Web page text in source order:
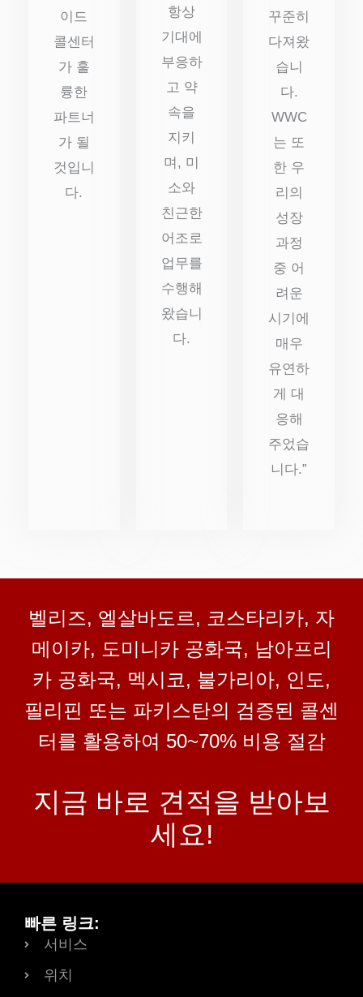
이드
콜센터
가 훌
륭한
파트너
가 될
것입니
다.
항상
기대에
부응하
고 약
속을
지키
며, 미
소와
친근한
어조로
업무를
수행해
왔습니
다.
꾸준히
다져왔
습니
다.
WWC
는 또
한 우
리의
성장
과정
중 어
려운
시기에
매우
유연하
게 대
응해
주었습
니다.”
벨리즈, 엘살바도르, 코스타리카, 자
메이카, 도미니카 공화국, 남아프리
카 공화국, 멕시코, 불가리아, 인도,
필리핀 또는 파키스탄의 검증된 콜센
터를 활용하여 50~70% 비용 절감
지금 바로 견적을 받아보
세요!
빠른 링크:
서비스
위치